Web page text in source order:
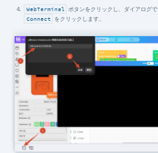
WebTerminal ボタンをクリックし、ダイアログで
Connect
をクリックします。